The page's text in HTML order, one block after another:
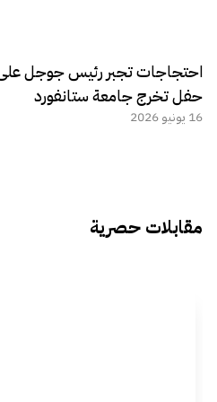
احتجاجات تجبر رئيس جوجل
حفل تخرج جامعة ستانفورد
16 يونيو 2026
مقابلات حصرية